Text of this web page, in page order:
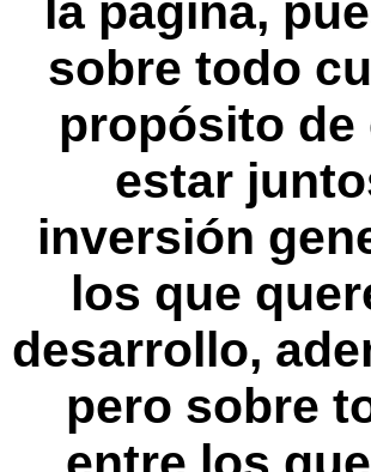
la página,
sobre todo
propósito de
estar
inversión
los que
desarrollo,
pero sobre